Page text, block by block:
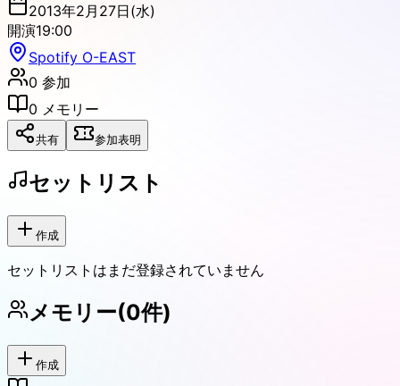
2013年2月27日(水)
開演19:00
Spotify O-EAST
0 参加
0 メモリー
共有 参加表明
セットリスト
作成
セットリストはまだ登録されていません
メモリー(0件)
作成